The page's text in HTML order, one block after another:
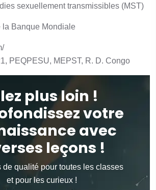
sexuellement transmissibles (MST)
la Banque Mondiale
PEQPESU, MEPST, R. D. Congo
plus loin !
votre
avec
leçons !
de qualité pour toutes les classes
et pour les curieux !